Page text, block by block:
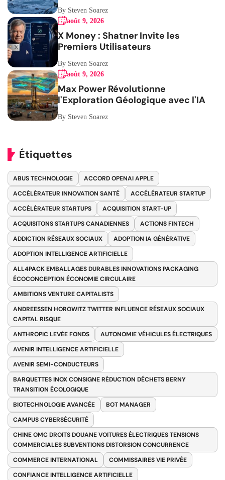
By Steven Soarez
août 9, 2026
X Money : Shatner Invite les
Premiers Utilisateurs
By Steven Soarez
août 9, 2026
Max Power Révolutionne
l'Exploration Géologique avec l'IA
By Steven Soarez
Étiquettes
ABUS TECHNOLOGIE
ACCORD OPENAI APPLE
ACCÉLÉRATEUR INNOVATION SANTÉ
ACCÉLÉRATEUR STARTUP
ACCÉLÉRATEUR STARTUPS
ACQUISITION START-UP
ACQUISITONS STARTUPS CANADIENNES
ACTIONS FINTECH
ADDICTION RÉSEAUX SOCIAUX
ADOPTION IA GÉNÉRATIVE
ADOPTION INTELLIGENCE ARTIFICIELLE
ALL4PACK EMBALLAGES DURABLES INNOVATIONS PACKAGING
ÉCOCONCEPTION ÉCONOMIE CIRCULAIRE
AMBITIONS VENTURE CAPITALISTS
ANDREESSEN HOROWITZ TWITTER INFLUENCE RÉSEAUX SOCIAUX
CAPITAL RISQUE
ANTHROPIC LEVÉE FONDS
AUTONOMIE VÉHICULES ÉLECTRIQUES
AVENIR INTELLIGENCE ARTIFICIELLE
AVENIR SEMI-CONDUCTEURS
BARQUETTES INOX CONSIGNE RÉDUCTION DÉCHETS BERNY
TRANSITION ÉCOLOGIQUE
BIOTECHNOLOGIE AVANCÉE
BOT MANAGER
CAMPUS CYBERSÉCURITÉ
CHINE OMC DROITS DOUANE VOITURES ÉLECTRIQUES TENSIONS
COMMERCIALES SUBVENTIONS DISTORSION CONCURRENCE
COMMERCE INTERNATIONAL
COMMISSAIRES VIE PRIVÉE
CONFIANCE INTELLIGENCE ARTIFICIELLE